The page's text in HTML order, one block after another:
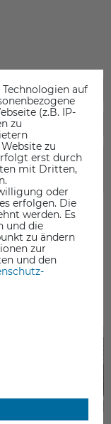
auf
(z.B. IP-
zu
zu
erst durch
mit Dritten,
oder
erfolgen. Die
werden. Es
und die
zu ändern
zur
und den